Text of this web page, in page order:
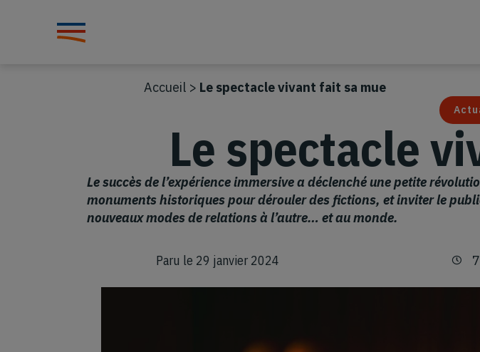
Accueil > Le spectacle vivant fait sa mue
Le spectacle
Le succès de l’expérience immersive a déclenché une petite
monuments historiques pour dérouler des fictions, et inviter le
nouveaux modes de relations à l’autre… et au monde.
Paru le 29 janvier 2024 Temps